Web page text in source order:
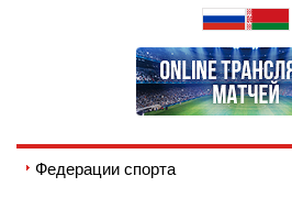
Федерации спорта